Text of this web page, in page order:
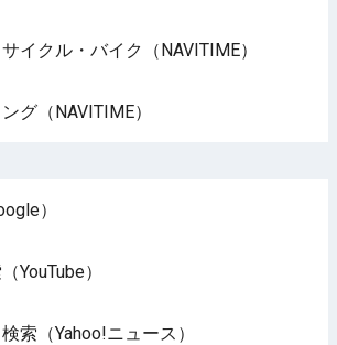
イクル・バイク（NAVITIME）
グ（NAVITIME）
）
YouTube）
索（Yahoo!ニュース）